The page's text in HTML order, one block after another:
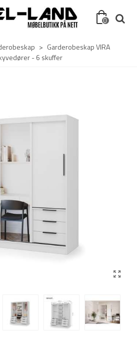
0
> Garderobeskap VIRA
- 6 skuffer